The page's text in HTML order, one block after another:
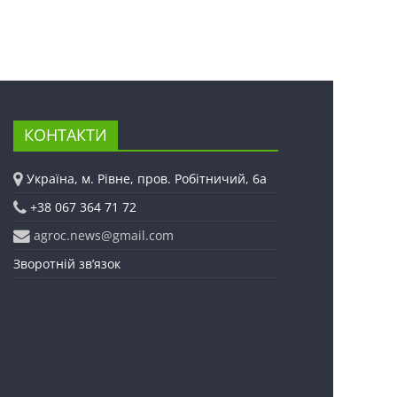
КОНТАКТИ
Україна, м. Рівне, пров. Робітничий, 6а
+38 067 364 71 72
agroc.news@gmail.com
Зворотній зв’язок